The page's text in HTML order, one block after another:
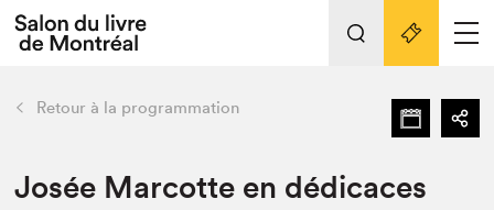
Tout sur l'édition 2022
Actualités
retour Nos activités
Liens pratiques
Retour à la programmation
Josée Marcotte en dédicaces